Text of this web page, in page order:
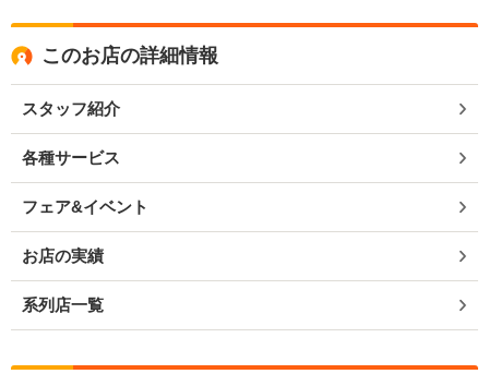
このお店の詳細情報
スタッフ紹介
各種サービス
フェア&イベント
お店の実績
系列店一覧